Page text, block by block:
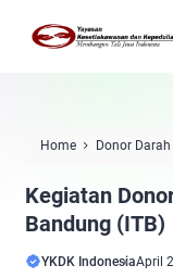
Home Donor Darah
Kegiatan
Bandung (ITB)
YKDK IndonesiaApril